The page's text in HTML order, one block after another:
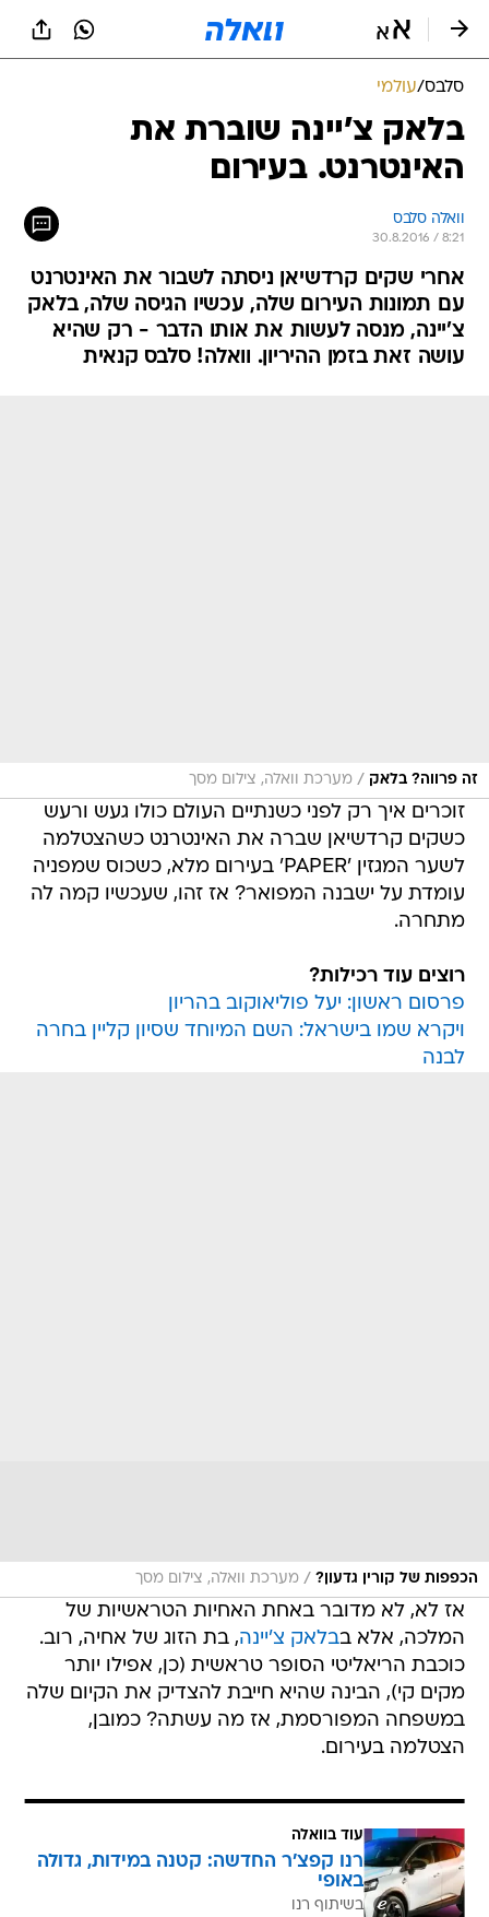
סלבס/עולמי
בלאק צ'יינה שוברת את
האינטרנט. בעירום
וואלה סלבס
30.8.2016 / 8:21
אחרי שקים קרדשיאן ניסתה לשבור את האינטרנט
עם תמונות העירום שלה, עכשיו הגיסה שלה, בלאק
צ'יינה, מנסה לעשות את אותו הדבר - רק שהיא
עושה זאת בזמן ההיריון. וואלה! סלבס קנאית
זה פרווה? בלאק / מערכת וואלה, צילום מסך
זוכרים איך רק לפני כשנתיים העולם כולו געש ורעש
כשקים קרדשיאן שברה את האינטרנט כשהצטלמה
לשער המגזין 'PAPER' בעירום מלא, כשכוס שמפניה
עומדת על ישבנה המפואר? אז זהו, שעכשיו קמה לה
מתחרה.
רוצים עוד רכילות?
פרסום ראשון: יעל פוליאוקוב בהריון
ויקרא שמו בישראל: השם המיוחד שסיון קליין בחרה
לבנה
הכפפות של קורין גדעון? / מערכת וואלה, צילום מסך
אז לא, לא מדובר באחת האחיות הטראשיות של
המלכה, אלא בבלאק צ'יינה, בת הזוג של אחיה, רוב.
כוכבת הריאליטי הסופר טראשית (כן, אפילו יותר
מקים קי), הבינה שהיא חייבת להצדיק את הקיום שלה
במשפחה המפורסמת, אז מה עשתה? כמובן,
הצטלמה בעירום.
עוד בוואלה
רנו קפצ'ר החדשה: קטנה במידות, גדולה
באופי
בשיתוף רנו